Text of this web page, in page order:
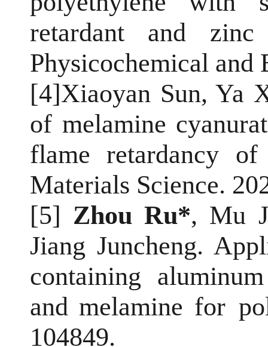
retardant and
Physicochemical and
[4]Xiaoyan Sun, Ya
of melamine
flame retardancy
Materials Science.
[5] Zhou Ru*, Mu
Jiang Juncheng.
containing
and melamine for
104849.